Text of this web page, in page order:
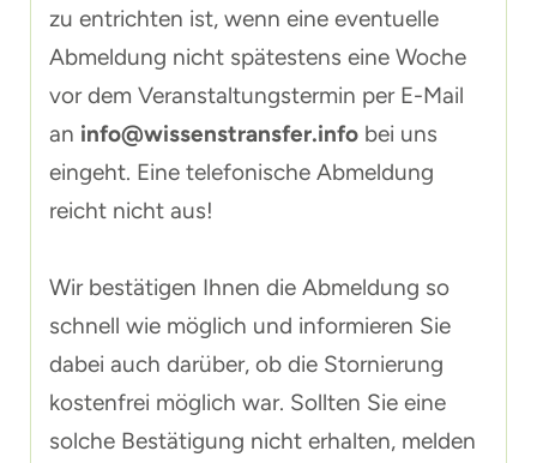
zu entrichten ist, wenn eine eventuelle
Abmeldung nicht spätestens eine Woche
vor dem Veranstaltungstermin per E-Mail
an info@wissenstransfer.info bei uns
eingeht. Eine telefonische Abmeldung
reicht nicht aus!
Wir bestätigen Ihnen die Abmeldung so
schnell wie möglich und informieren Sie
dabei auch darüber, ob die Stornierung
kostenfrei möglich war. Sollten Sie eine
solche Bestätigung nicht erhalten, melden